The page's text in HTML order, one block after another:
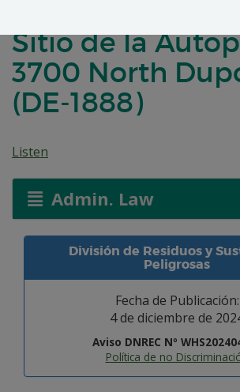
Sitio de la
3700 North
(DE-1888)
Listen
Admin. Law
División de Residuos y
Peligrosas
Fecha de Publicación:
4 de diciembre de
Aviso DNREC Nº
Política de no